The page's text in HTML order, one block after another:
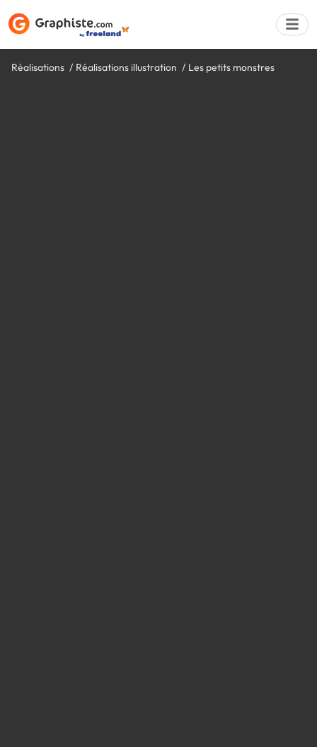
Réalisations Réalisations illustration Les petits monstres